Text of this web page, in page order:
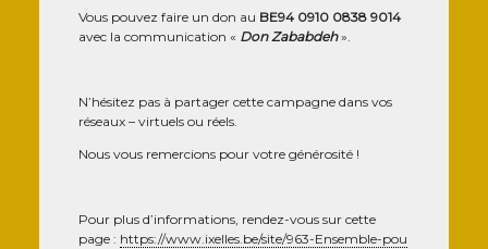
Vous pou­vez faire un don au BE94 0910 0838 9014
avec la com­mu­ni­ca­tion « Don Zabab­deh».
N’hésitez pas à par­ta­ger cette cam­pagne dans vos
réseaux – vir­tuels ou réels.
Nous vous remer­cions pour votre générosité !
Pour plus d’informations, ren­dez-vous sur cette
page : https://​www​.ixelles​.be/​s​i​t​e​/​9​6​3​-​E​n​s​e​m​b​l​e​-​p​o​u​